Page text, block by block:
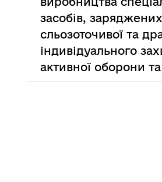
засобів,
сльозоточивої та
індивідуального
активної оборони